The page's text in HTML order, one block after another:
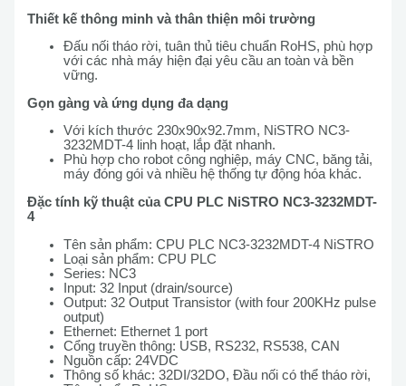
Thiết kế thông minh và thân thiện môi trường
Đấu nối tháo rời, tuân thủ tiêu chuẩn RoHS, phù hợp
với các nhà máy hiện đại yêu cầu an toàn và bền
vững.
Gọn gàng và ứng dụng đa dạng
Với kích thước 230x90x92.7mm, NiSTRO NC3-
3232MDT-4 linh hoạt, lắp đặt nhanh.
Phù hợp cho robot công nghiệp, máy CNC, băng tải,
máy đóng gói và nhiều hệ thống tự động hóa khác.
Đặc tính kỹ thuật của CPU PLC NiSTRO NC3-3232MDT-
4
Tên sản phẩm: CPU PLC NC3-3232MDT-4 NiSTRO
Loại sản phẩm: CPU PLC
Series: NC3
Input: 32 Input (drain/source)
Output: 32 Output Transistor (with four 200KHz pulse
output)
Ethernet: Ethernet 1 port
Cổng truyền thông: USB, RS232, RS538, CAN
Nguồn cấp: 24VDC
Thông số khác: 32DI/32DO, Đầu nối có thể tháo rời,